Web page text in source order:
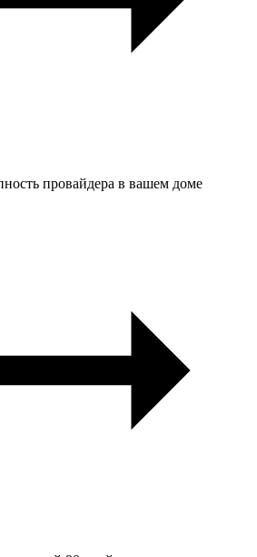
провайдера в вашем доме